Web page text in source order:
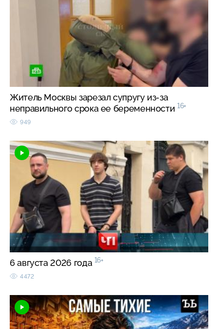
Житель Москвы зарезал супругу из-за
неправильного срока ее беременности 16+
949
6 августа 2026 года 16+
4472